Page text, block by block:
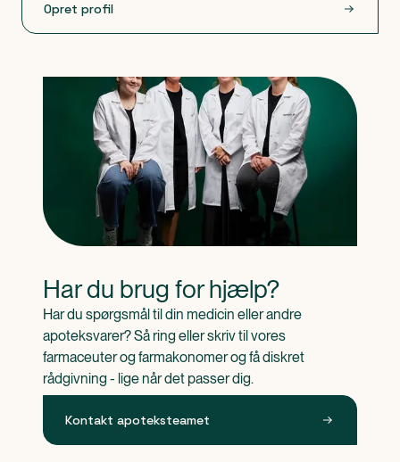
Opret profil
Har du brug for hjælp?
Har du spørgsmål til din medicin eller andre
apoteksvarer? Så ring eller skriv til vores
farmaceuter og farmakonomer og få diskret
rådgivning - lige når det passer dig.
Kontakt apoteksteamet